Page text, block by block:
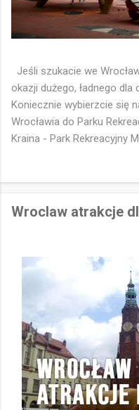
Jeśli szukacie we
okazji dużego, ładnego dla
Koniecznie wybierzcie się
Wrocławia do Parku
Kraina - Park Rekreacyjny
Strachocin Swojszyce
cieniu drzew Parku
zestawem
dlugim ogonem z
skakać 😊 Jest górka z
inni elementami 😊 Super
wiekowej 👍 Dla
pisaku i domkiem👶
wysokim małpim gaju 🐒
Wroclaw atrakcje